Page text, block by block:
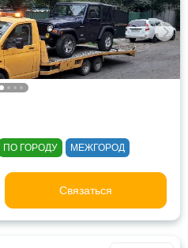
ПО ГОРОДУ МЕЖГОРОД
Связаться